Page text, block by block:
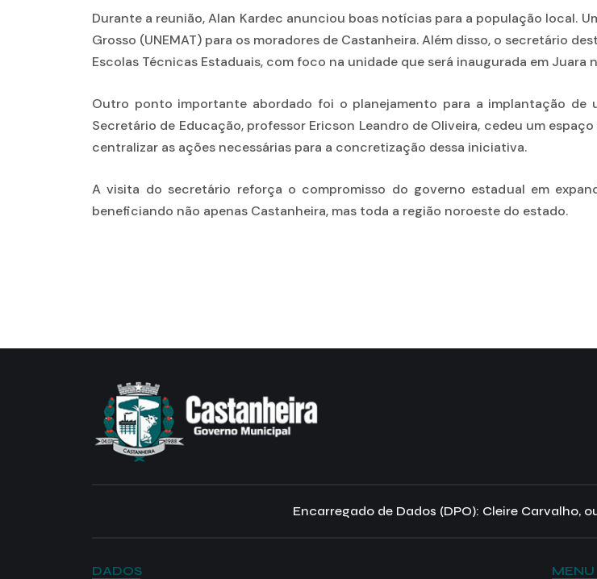
Durante a reunião, Alan Kardec anunciou boas notícias para a população local.
Grosso (UNEMAT) para os moradores de Castanheira. Além disso, o secretário
Escolas Técnicas Estaduais, com foco na unidade que será inaugurada em Juara
Outro ponto importante abordado foi o planejamento para a implantação de
Secretário de Educação, professor Ericson Leandro de Oliveira, cedeu um
centralizar as ações necessárias para a concretização dessa iniciativa.
A visita do secretário reforça o compromisso do governo estadual em
beneficiando não apenas Castanheira, mas toda a região noroeste do estado.
Encarregado de Dados (DPO): Cleire Carvalho,
DADOS MENU